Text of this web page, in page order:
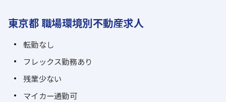
東京都 職場環境別不動産求人
転勤なし
フレックス勤務あり
残業少ない
マイカー通勤可